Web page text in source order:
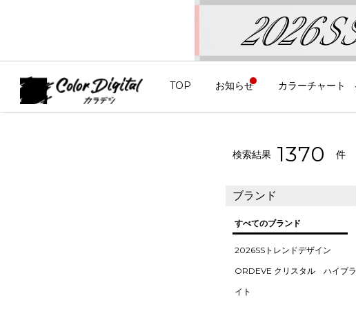
TOP お知らせ カラーチャート
検索結果 1370 件
ブランド
すべてのブランド
2026SSトレンドデザイン
ORDEVE クリスタル ハイブラ
イト